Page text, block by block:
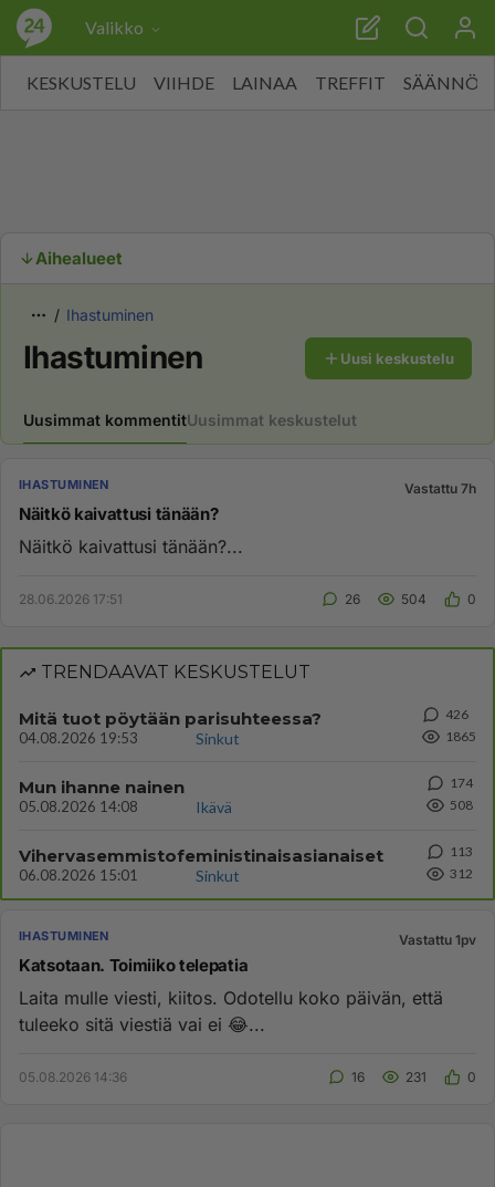
Valikko
KESKUSTELU VIIHDE LAINAA TREFFIT SÄÄNNÖT
Aihealueet
Ihastuminen
Ihastuminen Uusi keskustelu
Uusimmat kommentitUusimmat keskustelut
IHASTUMINEN Vastattu 7h
Näitkö kaivattusi tänään?
Näitkö kaivattusi tänään?...
28.06.2026 17:51 26 504 0
TRENDAAVAT KESKUSTELUT
Mitä tuot pöytään parisuhteessa?
04.08.2026 19:53 Sinkut
426
1865
Mun ihanne nainen
05.08.2026 14:08 Ikävä
174
508
Vihervasemmistofeministinaisasianaiset
06.08.2026 15:01 Sinkut
113
312
IHASTUMINEN Vastattu 1pv
Katsotaan. Toimiiko telepatia
Laita mulle viesti, kiitos. Odotellu koko päivän, että
tuleeko sitä viestiä vai ei 😂...
05.08.2026 14:36 16 231 0